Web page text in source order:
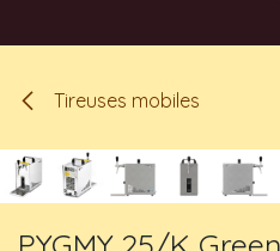
Tireuses mobiles